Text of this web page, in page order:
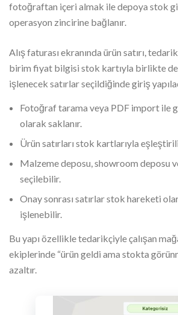
fotoğraftan içeri almak ile depoya stok
operasyon zincirine bağlanır.
Alış faturası ekranında ürün satırı,
birim fiyat bilgisi stok kartıyla birlikte
işlenecek satırlar seçildiğinde giriş
Fotoğraf tarama veya PDF import ile
olarak saklanır.
Ürün satırları stok kartlarıyla
Malzeme deposu, showroom deposu
seçilebilir.
Onay sonrası satırlar stok hareketi
işlenebilir.
Bu yapı özellikle tedarikçiyle çalışan
ekiplerinde “ürün geldi ama stokta
azaltır.